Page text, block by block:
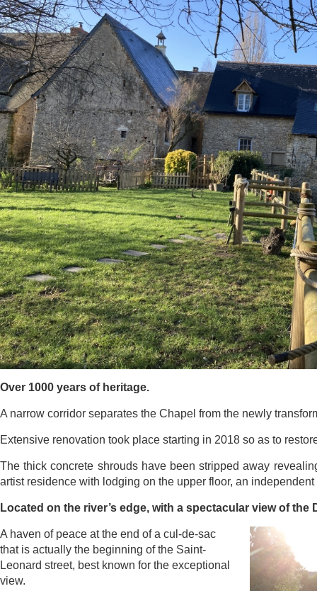
Over 1000 years of heritage.
A narrow corridor separates the Chapel from the newly
Extensive renovation took place starting in 2018 so as to
The thick concrete shrouds have been stripped away
artist residence with lodging on the upper floor, an
Located on the river’s edge, with a spectacular view of the
A haven of peace at the end of a cul-de-sac
that is actually the beginning of the Saint-
Leonard street, best known for the exceptional
view.